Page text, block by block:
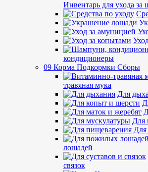
Инвентарь для ухода за
кондиционеры
09 Корма Подкормки Сборы
травяная мука
Для
Для
лошадей
связок